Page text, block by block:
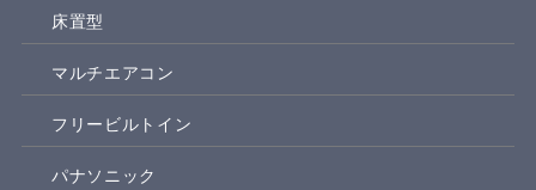
床置型
マルチエアコン
フリービルトイン
パナソニック